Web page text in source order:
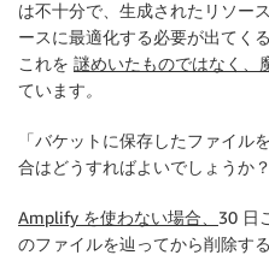
は不十分で、生成されたリソー
ースに最適化する必要が出てく
これを 謎めいたものではなく、
ています。
「バケットに保存したファイル
合はどうすればよいでしょうか？
Amplify を使わない場合、 30 日
のファイルを辿ってから削除す